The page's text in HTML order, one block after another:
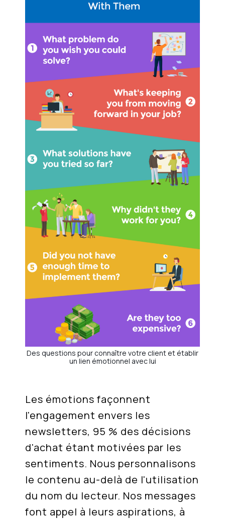
Des questions pour connaître votre client et établir
un lien émotionnel avec lui
Les émotions façonnent
l'engagement envers les
newsletters, 95 % des décisions
d'achat étant motivées par les
sentiments. Nous personnalisons
le contenu au-delà de l'utilisation
du nom du lecteur. Nos messages
font appel à leurs aspirations, à